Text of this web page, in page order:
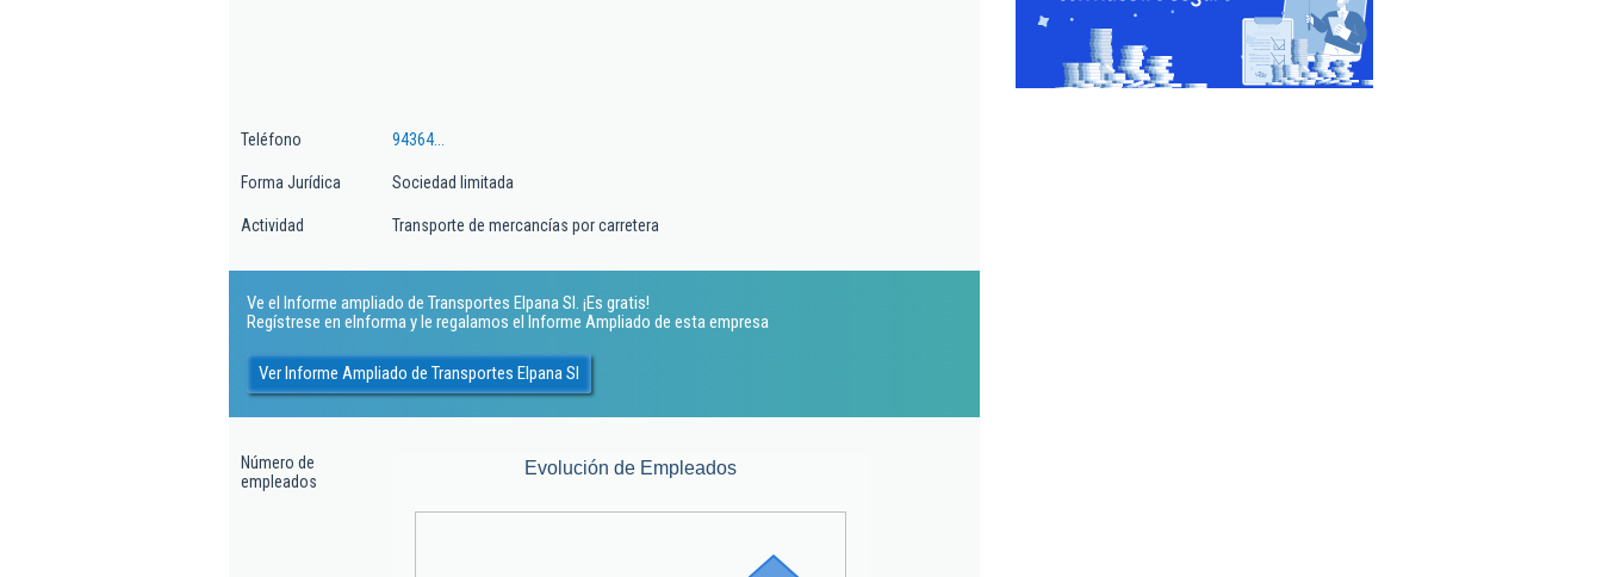
Teléfono 94364...
Forma Jurídica Sociedad limitada
Actividad Transporte de mercancías por carretera
Ve el Informe ampliado de Transportes Elpana Sl. ¡Es gratis!
Regístrese en eInforma y le regalamos el Informe Ampliado de esta empresa
Ver Informe Ampliado de Transportes Elpana Sl
Número de
empleados
Evolución de Empleados